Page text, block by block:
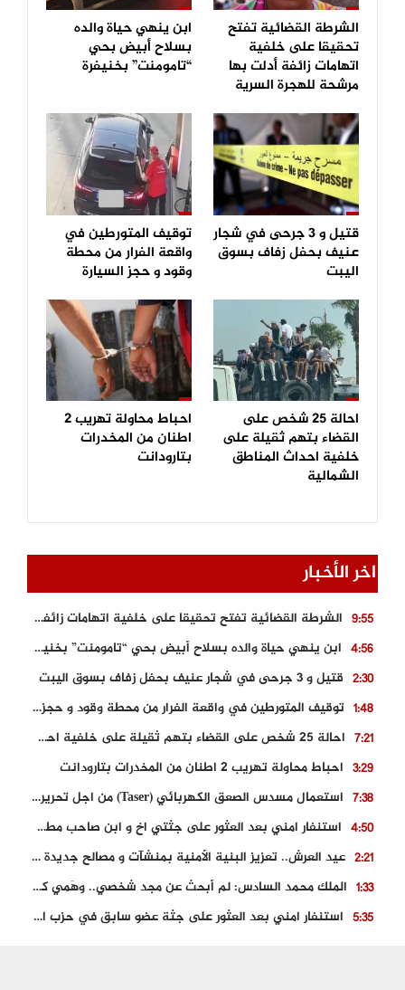
الشرطة القضائية تفتح
تحقيقا على خلفية
اتهامات زائفة أدلت بها
مرشحة للهجرة السرية
ابن ينهي حياة والده
بسلاح أبيض بحي
“تامومنت” بخنيفرة
قتيل و 3 جرحى في شجار
عنيف بحفل زفاف بسوق
اليبت
توقيف المتورطين في
واقعة الفرار من محطة
وقود و حجز السيارة
احالة 25 شخص على
القضاء بتهم ثقيلة على
خلفية احداث المناطق
الشمالية
احباط محاولة تهريب 2
اطنان من المخدرات
بتارودانت
اخر الأخبار
9:55
الشرطة القضائية تفتح تحقيقا على خلفية اتهامات زائفة أدلت بها مرشحة للهجرة السرية
4:56
ابن ينهي حياة والده بسلاح أبيض بحي “تامومنت” بخنيفرة
2:30 قتيل و 3 جرحى في شجار عنيف بحفل زفاف بسوق اليبت
1:48
توقيف المتورطين في واقعة الفرار من محطة وقود و حجز السيارة
7:21
احالة 25 شخص على القضاء بتهم ثقيلة على خلفية احداث المناطق الشمالية
3:29 احباط محاولة تهريب 2 اطنان من المخدرات بتارودانت
7:38
استعمال مسدس الصعق الكهربائي (Taser) من اجل تحرير شابة محتجزة
4:50
استنفار امني بعد العثور على جثتي اخ و ابن صاحب مطعم اسماك مشهور بطنجة
2:21
عيد العرش.. تعزيز البنية الأمنية بمنشآت و مصالح جديدة بكل من الحسيمة – فاس و الناظور
1:33
الملك محمد السادس: لم أبحث عن مجد شخصي.. وهَمي كرامة المغاربة
5:35
استنفار امني بعد العثور على جثة عضو سابق في حزب المصباح بالقنيطرة..